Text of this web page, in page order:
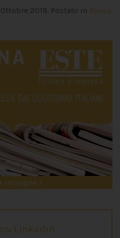
Ottobre 2019. Postato in Pausa
rassegna >
Linkedin